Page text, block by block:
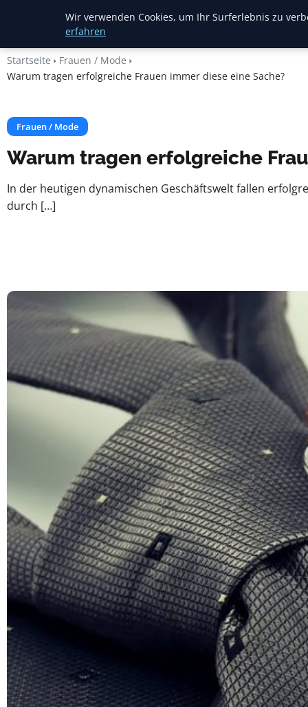
Heide Rundum
Startseite
Frauen / Mode
Warum tragen erfolgreiche Frauen immer diese eine Sache?
Frauen / Mode
Warum tragen erfolgreiche
In der heutigen dynamischen Geschäftswelt fallen
durch […]
Wir verwenden Cookies, um Ihr Surferlebnis zu
erfahren